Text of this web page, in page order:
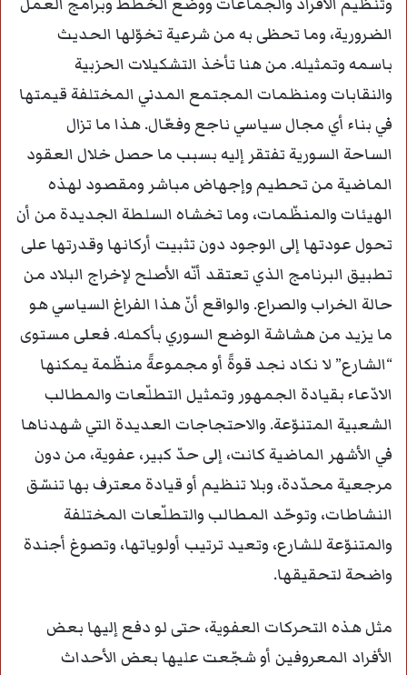
الضرورية، وما تحظى به من شرعية تخوّلها الحديث
باسمه وتمثيله. من هنا تأخذ التشكيلات الحزبية
والنقابات ومنظمات المجتمع المدني المختلفة قيمتها
في بناء أي مجال سياسي ناجع وفعّال. هذا ما تزال
الساحة السورية تفتقر إليه بسبب ما حصل خلال العقود
الماضية من تحطيم وإجهاض مباشر ومقصود لهذه
الهيئات والمنظّمات، وما تخشاه السلطة الجديدة من أن
تحول عودتها إلى الوجود دون تثبيت أركانها وقدرتها على
تطبيق البرنامج الذي تعتقد أنّه الأصلح لإخراج البلاد من
حالة الخراب والصراع. والواقع أنّ هذا الفراغ السياسي هو
ما يزيد من هشاشة الوضع السوري بأكمله. فعلى مستوى
“الشارع” لا نكاد نجد قوةً أو مجموعةً منظّمة يمكنها
الادّعاء بقيادة الجمهور وتمثيل التطلّعات والمطالب
الشعبية المتنوّعة. والاحتجاجات العديدة التي شهدناها
في الأشهر الماضية كانت، إلى حدّ كبير، عفوية، من دون
مرجعية محدّدة، وبلا تنظيم أو قيادة معترف بها تنسّق
النشاطات، وتوحّد المطالب والتطلّعات المختلفة
والمتنوّعة للشارع، وتعيد ترتيب أولوياتها، وتصوغ أجندة
واضحة لتحقيقها.
مثل هذه التحركات العفوية، حتى لو دفع إليها بعض
الأفراد المعروفين أو شجّعت عليها بعض الأحداث